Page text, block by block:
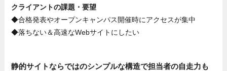
クライアントの課題・要望
◆合格発表やオープンキャンパス開催時にアクセスが集中
◆落ちない＆高速なWebサイトにしたい
静的サイトならではのシンプルな構造で担当者の自走力も